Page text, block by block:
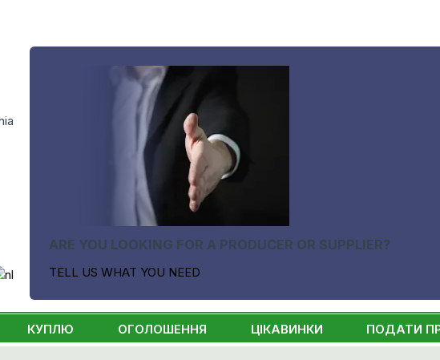
ARE YOU LOOKING FOR A PRODUCER OR SUPPLIER?
TELL US WHAT YOU NEED
КУПЛЮ ОГОЛОШЕННЯ ЦІКАВИНКИ ПОДАТИ